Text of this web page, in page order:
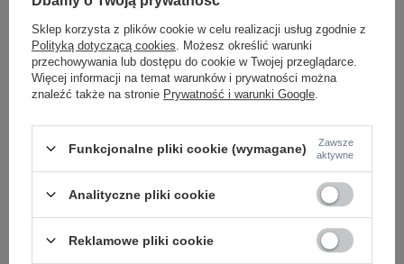
Lampa wisząca Strela LED Italux PND-34378-1S-
HBR
208,00 zł / szt.
Kinkiet kryształowy
CH.G
386,00 zł
386,00 zł 0%
Cena regularna:
Sklep korzysta z plików cookie w celu realizacji usług zgodnie z
Polityką dotyczącą cookies . Możesz określić warunki
przechowywania lub dostępu do cookie w Twojej przeglądarce.
Więcej informacji na temat warunków i prywatności można
znaleźć także na stronie Prywatność i warunki Google
Funkcjonalne pliki cookie (wymagane)
Zawsze
aktywne
Analityczne pliki cookie
Reklamowe pliki cookie